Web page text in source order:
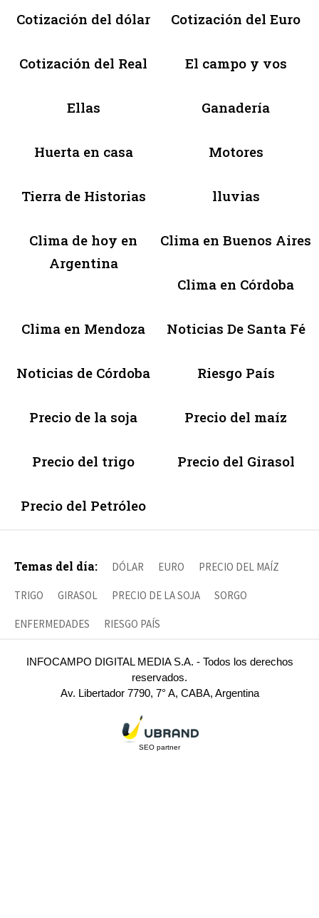
Cotización del dólar Cotización del Euro
Cotización del Real El campo y vos
Ellas Ganadería
Huerta en casa Motores
Tierra de Historias lluvias
Clima de hoy en
Argentina
Clima en Buenos Aires
Clima en Córdoba
Clima en Mendoza Noticias De Santa Fé
Noticias de Córdoba Riesgo País
Precio de la soja Precio del maíz
Precio del trigo Precio del Girasol
Precio del Petróleo
Temas del día: DÓLAR EURO PRECIO DEL MAÍZ
TRIGO GIRASOL PRECIO DE LA SOJA SORGO
ENFERMEDADES RIESGO PAÍS
INFOCAMPO DIGITAL MEDIA S.A. - Todos los derechos
reservados.
Av. Libertador 7790, 7° A, CABA, Argentina
SEO partner